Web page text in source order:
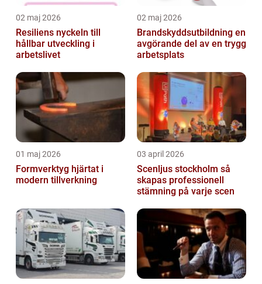
02 maj 2026
Resiliens nyckeln till
hållbar utveckling i
arbetslivet
02 maj 2026
Brandskyddsutbildning en
avgörande del av en trygg
arbetsplats
01 maj 2026
Formverktyg hjärtat i
modern tillverkning
03 april 2026
Scenljus stockholm så
skapas professionell
stämning på varje scen